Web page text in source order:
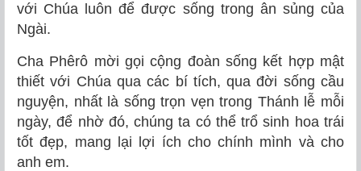
với Chúa luôn để được sống trong ân sủng của
Ngài.
Cha Phêrô mời gọi cộng đoàn sống kết hợp mật
thiết với Chúa qua các bí tích, qua đời sống cầu
nguyện, nhất là sống trọn vẹn trong Thánh lễ mỗi
ngày, để nhờ đó, chúng ta có thể trổ sinh hoa trái
tốt đẹp, mang lại lợi ích cho chính mình và cho
anh em.